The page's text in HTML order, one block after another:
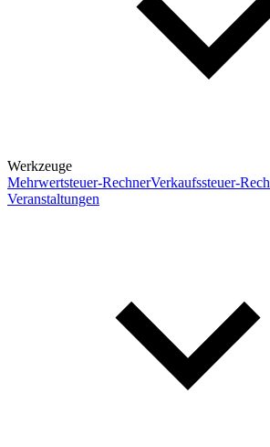
Werkzeuge
Mehrwertsteuer-RechnerVerkaufssteuer-
Veranstaltungen